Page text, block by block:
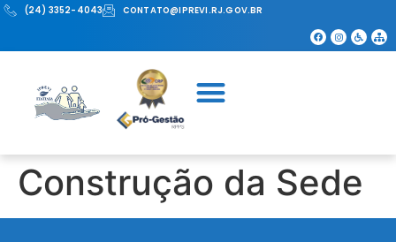
(24) 3352-4043 CONTATO@IPREVI.RJ.GOV.BR
Construção da Sede